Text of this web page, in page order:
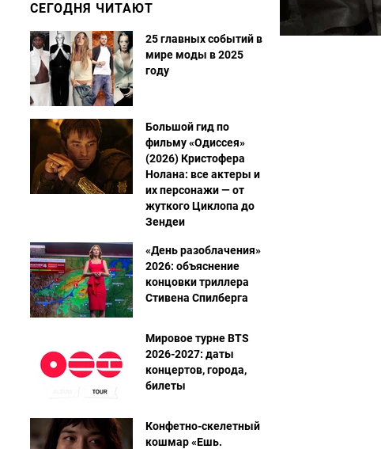
СЕГОДНЯ ЧИТАЮТ
25 главных событий в
мире моды в 2025
году
Большой гид по
фильму «Одиссея»
(2026) Кристофера
Нолана: все актеры и
их персонажи — от
жуткого Циклопа до
Зендеи
«День разоблачения»
2026: объяснение
концовки триллера
Стивена Спилберга
Мировое турне BTS
2026-2027: даты
концертов, города,
билеты
Конфетно-скелетный
кошмар «Ешь.